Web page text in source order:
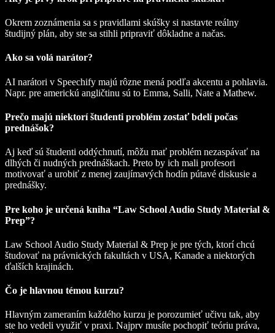
Okrem zoznámenia sa s pravidlami skúšky si nastavte reálny
študijný plán, aby ste sa stihli pripraviť dôkladne a načas.
Ako sa volá narátor?
AI narátori v Speechify majú rôzne mená podľa akcentu a pohlavia.
Napr. pre americkú angličtinu sú to Emma, Salli, Nate a Mathew.
Prečo majú niektorí študenti problém zostať bdelí počas
prednášok?
Aj keď sú študenti oddýchnutí, môžu mať problém nezaspávať na
dlhých či nudných prednáškach. Preto by ich mali profesori
motivovať a urobiť z menej zaujímavých hodín pútavé diskusie a
prednášky.
Pre koho je určená kniha “Law School Audio Study Material &
Prep”?
Law School Audio Study Material & Prep je pre tých, ktorí chcú
študovať na právnických fakultách v USA, Kanade a niektorých
ďalších krajinách.
Čo je hlavnou témou kurzu?
Hlavným zameraním každého kurzu je porozumieť učivu tak, aby
ste ho vedeli využiť v praxi. Najprv musíte pochopiť teóriu práva,